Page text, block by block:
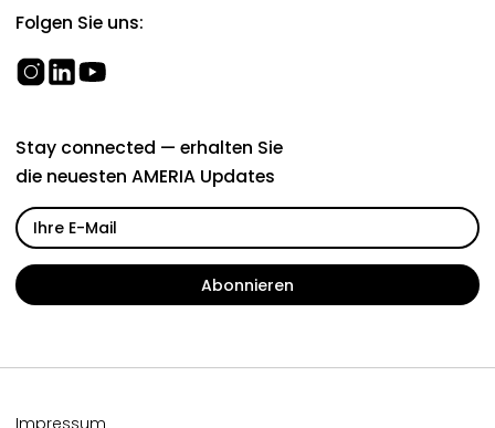
Folgen Sie uns:
Stay connected — erhalten Sie
die neuesten AMERIA Updates